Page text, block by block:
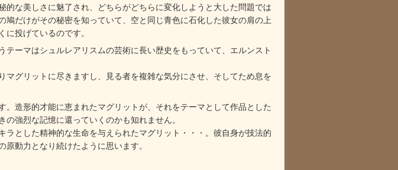
な美しさに魅了され、どちらがどちらに変化しようと大した問題では
だけがその秘密を知っていて、空と同じ青色に石化した彼女の肩の上
投げているのです。
ーマはシュルレアリスムの芸術に長い歴史をもっていて、エルンスト
グリットに尽きますし、見る者を複雑な気分にさせ、そしてため息を
造形的才能に恵まれたマグリットが、それをテーマとして作品とした
強烈な記憶に還っていくのかも知れません。
とした精神的な生命を与えられたマグリット・・・。彼自身が技法的
動力となり続けたように思います。